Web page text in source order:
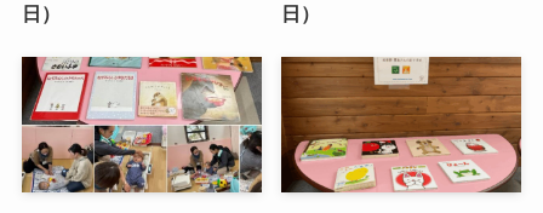
日） 日）